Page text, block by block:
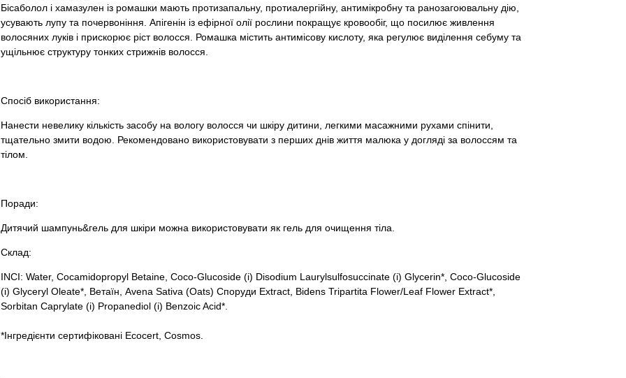
Бісаболол і хамазулен із ромашки мають протизапальну, протиалергійну, антимікробну та ранозагоювальну дію,
усувають лупу та почервоніння. Апігенін із ефірної олії рослини покращує кровообіг, що посилює живлення
волосяних луків і прискорює ріст волосся. Ромашка містить антимісову кислоту, яка регулює виділення себуму та
ущільнює структуру тонких стрижнів волосся.
Спосіб використання:
Нанести невелику кількість засобу на вологу волосся чи шкіру дитини, легкими масажними рухами спінити,
тщательно змити водою. Рекомендовано використовувати з перших днів життя малюка у догляді за волоссям та
тілом.
Поради:
Дитячий шампунь&гель для шкіри можна використовувати як гель для очищення тіла.
Склад:
INCI: Water, Cocamidopropyl Betaine, Coco-Glucoside (і) Disodium Laurylsulfosuccinate (і) Glycerin*, Coco-Glucoside
(і) Glyceryl Oleate*, Ветаїн, Avena Sativa (Oats) Споруди Extract, Bidens Tripartita Flower/Leaf Flower Extract*,
Sorbitan Caprylate (і) Propanediol (і) Benzoic Acid*.
*Інгредієнти сертифіковані Ecocert, Cosmos.